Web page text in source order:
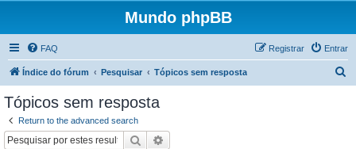
Mundo phpBB
FAQ Entrar
Registrar
Índice do fórum Pesquisar Tópicos sem resposta
Tópicos sem resposta
Return to the advanced search
Pesquisar